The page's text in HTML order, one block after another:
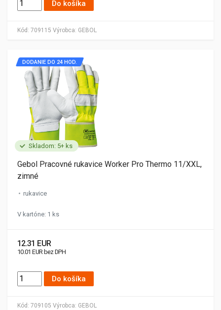
Kód: 709115 Výrobca: GEBOL
Do košíka
Skladom: 5+ ks
Kód: 709105 Výrobca: GEBOL
DODANIE DO 24 HOD.
Gebol Pracovné rukavice Worker Pro Thermo 11/XXL,
zimné
rukavice
V kartóne: 1 ks
12.31 EUR
10.01 EUR bez DPH
Do košíka